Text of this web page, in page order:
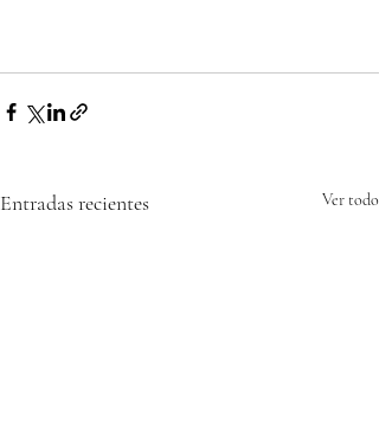
Entradas recientes Ver todo